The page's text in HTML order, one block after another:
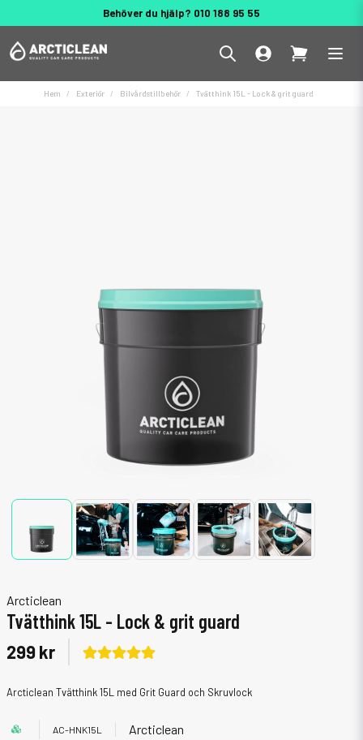
Behöver du hjälp? 010 188 95 55
Hem Exteriör Bilvårdstillbehör Tvätthink 15L - Lock & grit guard
Arcticlean
Tvätthink 15L - Lock & grit guard
299 kr
Arcticlean Tvätthink 15L med Grit Guard och Skruvlock
AC-HNK15L Arcticlean